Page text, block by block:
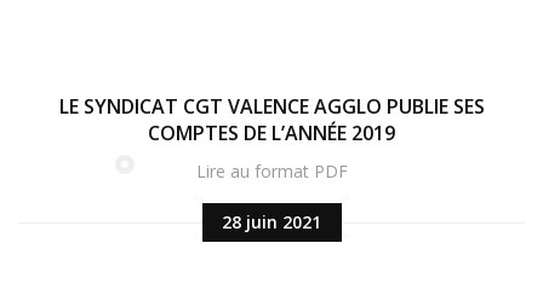
28 juin 2021
LE SYNDICAT CGT VALENCE AGGLO PUBLIE SES
COMPTES DE L’ANNÉE 2019
Lire au format PDF